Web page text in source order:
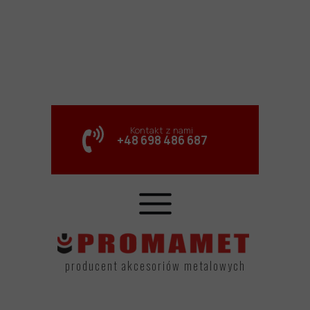
producent akcesoriów metalowych
+48 698 486 687
Kontakt z nami